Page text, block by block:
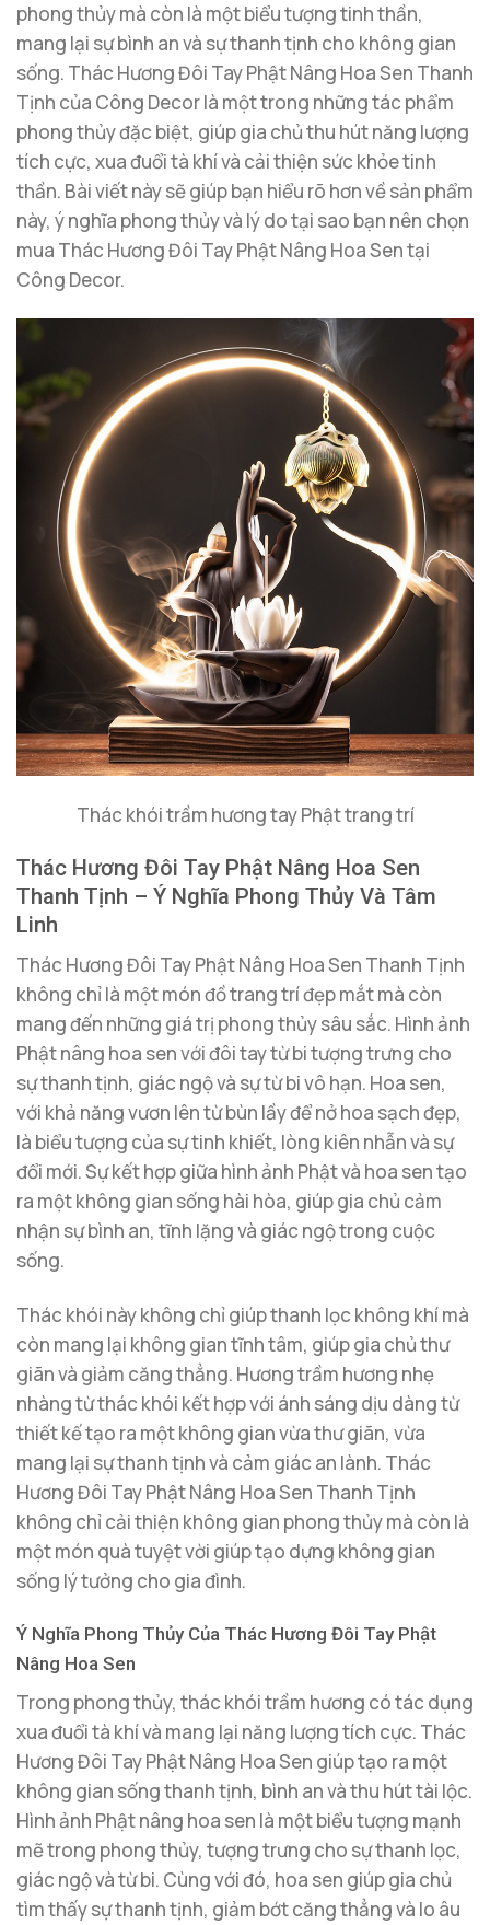
phong thủy mà còn là một biểu tượng tinh thần,
mang lại sự bình an và sự thanh tịnh cho không gian
sống. Thác Hương Đôi Tay Phật Nâng Hoa Sen Thanh
Tịnh của Công Decor là một trong những tác phẩm
phong thủy đặc biệt, giúp gia chủ thu hút năng lượng
tích cực, xua đuổi tà khí và cải thiện sức khỏe tinh
thần. Bài viết này sẽ giúp bạn hiểu rõ hơn về sản phẩm
này, ý nghĩa phong thủy và lý do tại sao bạn nên chọn
mua Thác Hương Đôi Tay Phật Nâng Hoa Sen tại
Công Decor.
Thác khói trầm hương tay Phật trang trí
Thác Hương Đôi Tay Phật Nâng Hoa Sen
Thanh Tịnh – Ý Nghĩa Phong Thủy Và Tâm
Linh
Thác Hương Đôi Tay Phật Nâng Hoa Sen Thanh Tịnh
không chỉ là một món đồ trang trí đẹp mắt mà còn
mang đến những giá trị phong thủy sâu sắc. Hình ảnh
Phật nâng hoa sen với đôi tay từ bi tượng trưng cho
sự thanh tịnh, giác ngộ và sự từ bi vô hạn. Hoa sen,
với khả năng vươn lên từ bùn lầy để nở hoa sạch đẹp,
là biểu tượng của sự tinh khiết, lòng kiên nhẫn và sự
đổi mới. Sự kết hợp giữa hình ảnh Phật và hoa sen tạo
ra một không gian sống hài hòa, giúp gia chủ cảm
nhận sự bình an, tĩnh lặng và giác ngộ trong cuộc
sống.
Thác khói này không chỉ giúp thanh lọc không khí mà
còn mang lại không gian tĩnh tâm, giúp gia chủ thư
giãn và giảm căng thẳng. Hương trầm hương nhẹ
nhàng từ thác khói kết hợp với ánh sáng dịu dàng từ
thiết kế tạo ra một không gian vừa thư giãn, vừa
mang lại sự thanh tịnh và cảm giác an lành. Thác
Hương Đôi Tay Phật Nâng Hoa Sen Thanh Tịnh
không chỉ cải thiện không gian phong thủy mà còn là
một món quà tuyệt vời giúp tạo dựng không gian
sống lý tưởng cho gia đình.
Ý Nghĩa Phong Thủy Của Thác Hương Đôi Tay Phật
Nâng Hoa Sen
Trong phong thủy, thác khói trầm hương có tác dụng
xua đuổi tà khí và mang lại năng lượng tích cực. Thác
Hương Đôi Tay Phật Nâng Hoa Sen giúp tạo ra một
không gian sống thanh tịnh, bình an và thu hút tài lộc.
Hình ảnh Phật nâng hoa sen là một biểu tượng mạnh
mẽ trong phong thủy, tượng trưng cho sự thanh lọc,
giác ngộ và từ bi. Cùng với đó, hoa sen giúp gia chủ
tìm thấy sự thanh tịnh, giảm bớt căng thẳng và lo âu